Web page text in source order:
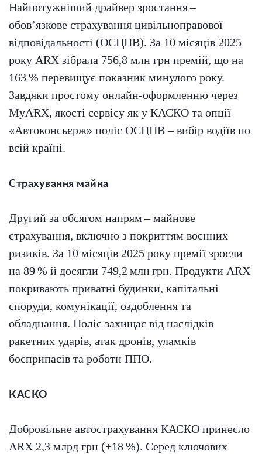
Найпотужніший драйвер зростання –
обов’язкове страхування цивільноправової
відповідальності (ОСЦПВ). За 10 місяців 2025
року ARX зібрала 756,8 млн грн премій, що на
163 % перевищує показник минулого року.
Завдяки простому онлайн-оформленню через
MyARX, якості сервісу як у КАСКО та опції
«Автоконсьєрж» поліс ОСЦПВ – вибір водіїв по
всій країні.
Страхування майна
Другий за обсягом напрям – майнове
страхування, включно з покриттям воєнних
ризиків. За 10 місяців 2025 року премії зросли
на 89 % й досягли 749,2 млн грн. Продукти ARX
покривають приватні будинки, капітальні
споруди, комунікації, оздоблення та
обладнання. Поліс захищає від наслідків
ракетних ударів, атак дронів, уламків
боєприпасів та роботи ППО.
КАСКО
Добровільне автострахування КАСКО принесло
ARX 2,3 млрд грн (+18 %). Серед ключових